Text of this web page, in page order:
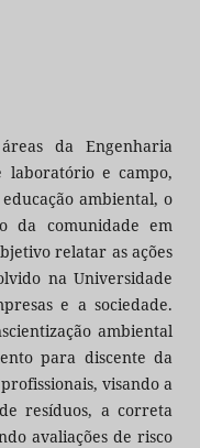
da Engenharia
laboratório e campo,
ambiental, o
da comunidade em
relatar as ações
na Universidade
e a sociedade.
ambiental
para discente da
visando a
resíduos, a correta
avaliações de risco